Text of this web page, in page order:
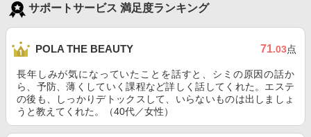
サポートサービス 満足度ランキング
POLA THE BEAUTY 71.03点
長年しみが気になっていたことを話すと、シミの原因の話か
ら、予防、薄くしていく課程など詳しく話してくれた。エステ
の後も、しっかりデトックスして、いらないものは出しましょ
うと教えてくれた。（40代／女性）